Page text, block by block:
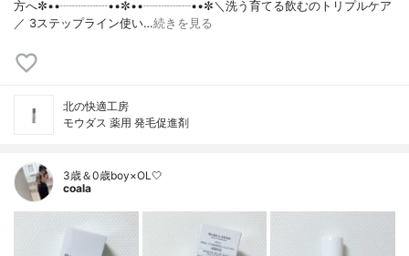
方へ✼••┈┈┈┈••✼••┈┈┈┈••✼＼洗う育てる飲むのトリプルケア
／ 3ステップライン使い…続きを見る
北の快適工房
モウダス 薬用 発毛促進剤
3歳＆0歳boy×OL🤍
coala